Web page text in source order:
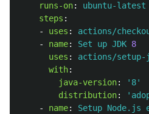
runs-on:
ubuntu-latest
steps :
-
uses :
actions/
-
name: Set up JDK 8
uses :
actions/setup-
with:
java-version: ' 8'
distribution: '
-
name:
Setup Node.js